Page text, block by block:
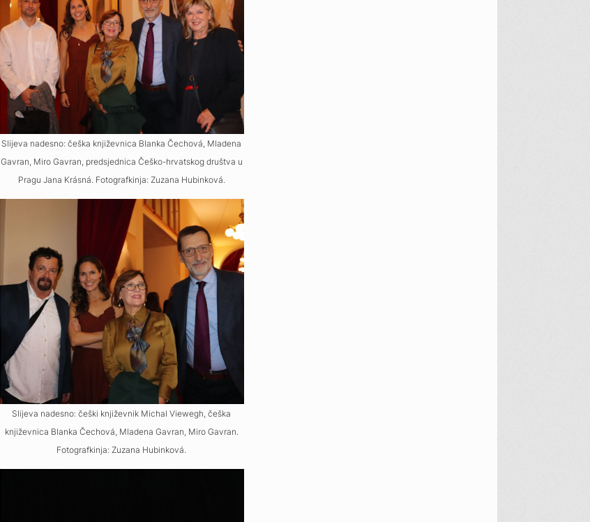
Slijeva nadesno: češka književnica Blanka Čechová, Mladena
Gavran, Miro Gavran, predsjednica Češko-hrvatskog društva u
Pragu Jana Krásná. Fotografkinja: Zuzana Hubinková.
Slijeva nadesno: češki književnik Michal Viewegh, češka
književnica Blanka Čechová, Mladena Gavran, Miro Gavran.
Fotografkinja: Zuzana Hubinková.